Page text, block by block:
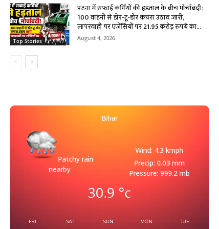
Top Stories
पटना में सफाई कर्मियों की हड़ताल के बीच मोर्चाबंदी:
100 वाहनों से डोर-टू-डोर कचरा उठाव जारी,
लापरवाही पर एजेंसियों पर 21.95 करोड़ रुपये का...
August 4, 2026
Bihar
Patchy rain
nearby
Wind: 4.3 kmph
Precip: 0.03 mm
Pressure: 999.2 mb
30.9 °c
FRI SAT SUN MON TUE